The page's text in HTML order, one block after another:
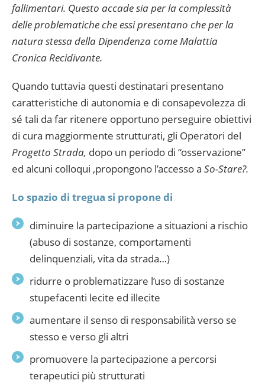
fallimentari. Questo accade sia per la complessità
delle problematiche che essi presentano che per la
natura stessa della Dipendenza come Malattia
Cronica Recidivante.
Quando tuttavia questi destinatari presentano
caratteristiche di autonomia e di consapevolezza di
sé tali da far ritenere opportuno perseguire obiettivi
di cura maggiormente strutturati, gli Operatori del
Progetto Strada, dopo un periodo di “osservazione”
ed alcuni colloqui ,propongono l’accesso a So-Stare?.
Lo spazio di tregua si propone di
diminuire la partecipazione a situazioni a rischio
(abuso di sostanze, comportamenti
delinquenziali, vita da strada…)
ridurre o problematizzare l’uso di sostanze
stupefacenti lecite ed illecite
aumentare il senso di responsabilità verso se
stesso e verso gli altri
promuovere la partecipazione a percorsi
terapeutici più strutturati